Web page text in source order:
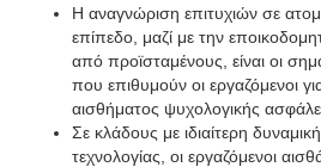
Η αναγνώριση επιτυχιών σε
επίπεδο, μαζί με την
από προϊσταμένους, είναι οι
που επιθυμούν οι εργαζόμενοι
αισθήματος ψυχολογικής
Σε κλάδους με ιδιαίτερη
τεχνολογίας, οι εργαζόμενοι